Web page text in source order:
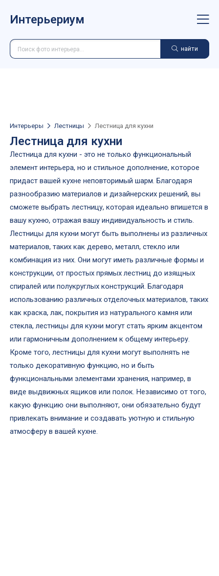
Интерьериум
найти
Интерьеры Лестницы Лестница для кухни
Лестница для кухни
Лестница для кухни - это не только функциональный
элемент интерьера, но и стильное дополнение, которое
придаст вашей кухне неповторимый шарм. Благодаря
разнообразию материалов и дизайнерских решений, вы
сможете выбрать лестницу, которая идеально впишется в
вашу кухню, отражая вашу индивидуальность и стиль.
Лестницы для кухни могут быть выполнены из различных
материалов, таких как дерево, металл, стекло или
комбинация из них. Они могут иметь различные формы и
конструкции, от простых прямых лестниц до изящных
спиралей или полукруглых конструкций. Благодаря
использованию различных отделочных материалов, таких
как краска, лак, покрытия из натурального камня или
стекла, лестницы для кухни могут стать ярким акцентом
или гармоничным дополнением к общему интерьеру.
Кроме того, лестницы для кухни могут выполнять не
только декоративную функцию, но и быть
функциональными элементами хранения, например, в
виде выдвижных ящиков или полок. Независимо от того,
какую функцию они выполняют, они обязательно будут
привлекать внимание и создавать уютную и стильную
атмосферу в вашей кухне.